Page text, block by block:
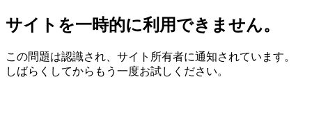
サイトを一時的に利用できません。
この問題は認識され、サイト所有者に通知されています。
しばらくしてからもう一度お試しください。